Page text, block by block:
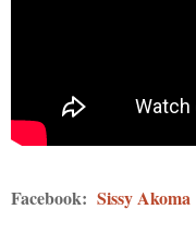
Facebook: Sissy Akoma